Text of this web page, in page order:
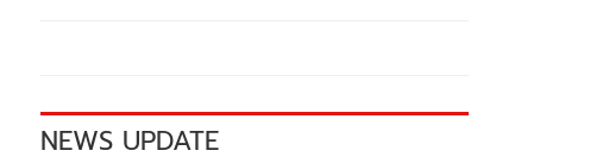
NEWS UPDATE